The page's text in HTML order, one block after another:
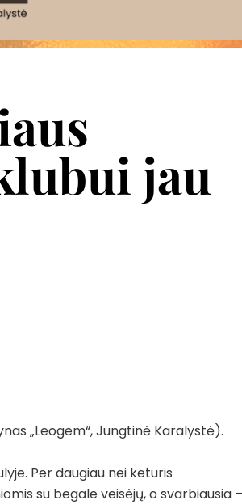
jau
„Leogem“, Jungtinė Karalystė).
Per daugiau nei keturis
su begale veisėjų, o svarbiausia –